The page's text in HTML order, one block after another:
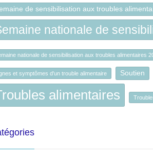
de sensibilisation aux troubles
nationale de
nationale de sensibilisation aux troubles alimentaires
et symptômes d'un trouble alimentaire Soutien
alimentaires